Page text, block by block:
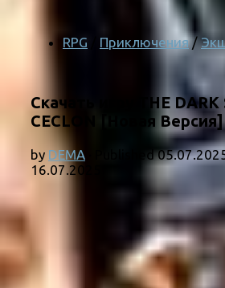
RPG Приключения /
Скачать игру THE DARK
CECLON [Новая Версия]
by DEMA · Published
16.07.2025